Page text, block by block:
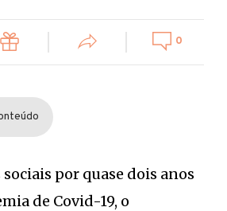
0
por quase dois anos
de Covid-19, o